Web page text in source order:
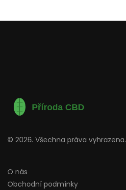
© 2026. Všechna práva vyhrazena.
O nás
Obchodní podmínky